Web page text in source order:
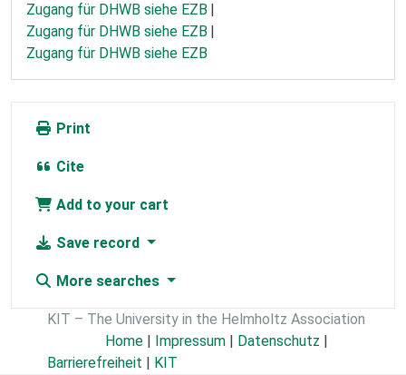
Zugang für DHWB siehe EZB
Zugang für DHWB siehe EZB
Zugang für DHWB siehe EZB
Print
Cite
Add to your cart
Save record
More searches
KIT – The University in the Helmholtz Association
Home
Impressum Datenschutz
Barrierefreiheit
KIT